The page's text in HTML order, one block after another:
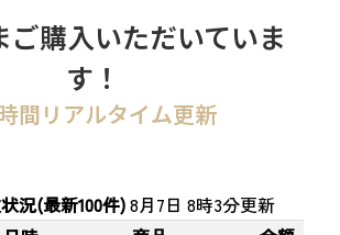
ご購入いただいていま
す！
間リアルタイム更新